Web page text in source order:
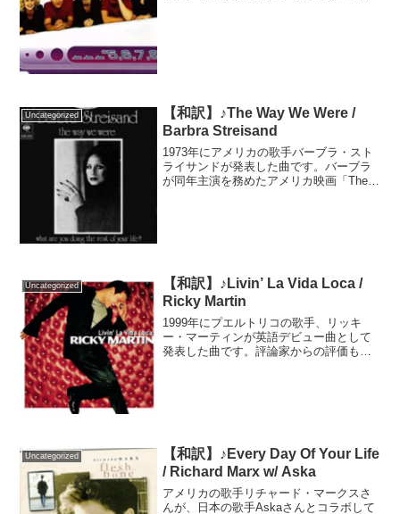
Uncategorized
【和訳】♪The Way We Were /
Barbra Streisand
1973年にアメリカの歌手バーブラ・スト
ライサンドが発表した曲です。バーブラ
が同年主演を務めたアメリカ映画「The
Uncategorized
【和訳】♪Livin’ La Vida Loca /
Ricky Martin
1999年にプエルトリコの歌手、リッキ
ー・マーティンが英語デビュー曲として
発表した曲です。評論家からの評価も商
Uncategorized
【和訳】♪Every Day Of Your Life
/ Richard Marx w/ Aska
アメリカの歌手リチャード・マークスさ
んが、日本の歌手Askaさんとコラボして